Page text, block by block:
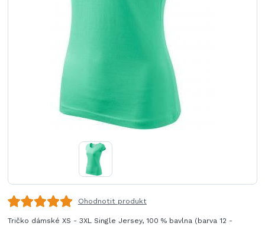
Ohodnotit produkt
Tričko dámské XS - 3XL Single Jersey, 100 % bavlna (barva 12 -